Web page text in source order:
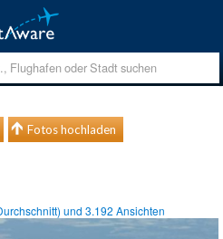
Fotos hochladen
und3.192 Ansichten